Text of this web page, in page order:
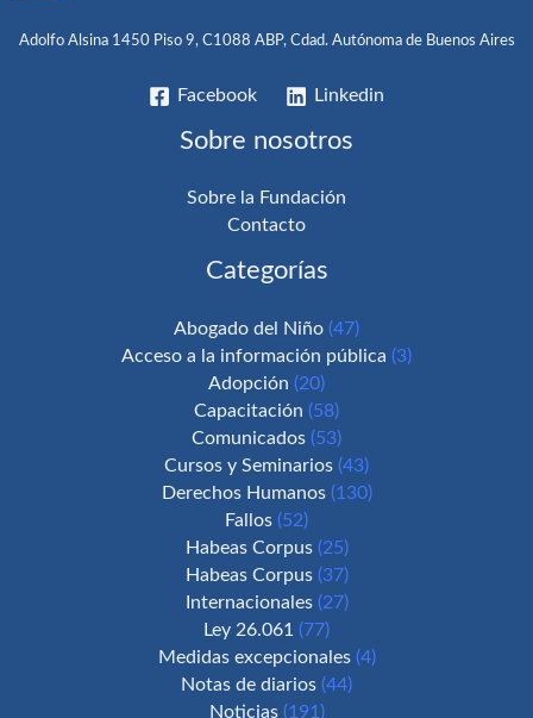
Adolfo Alsina 1450 Piso 9, C1088 ABP, Cdad. Autónoma de Buenos Aires
Facebook Linkedin
Sobre nosotros
Sobre la Fundación
Contacto
Categorías
Abogado del Niño (47)
Acceso a la información pública (3)
Adopción (20)
Capacitación (58)
Comunicados (53)
Cursos y Seminarios (43)
Derechos Humanos(130)
Fallos (52)
Habeas Corpus(25)
Habeas Corpus(37)
Internacionales(27)
Ley 26.061 (77)
Medidas excepcionales(4)
Notas de diarios (44)
Noticias(191)